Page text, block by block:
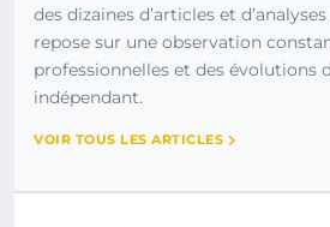
des dizaines d’articles et
repose sur une observation
professionnelles et des évolutions
indépendant.
VOIR TOUS LES ARTICLES